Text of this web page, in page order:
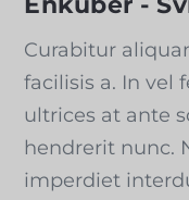
Curabitur
facilisis a. In vel
ultrices at ante
hendrerit nunc.
imperdiet